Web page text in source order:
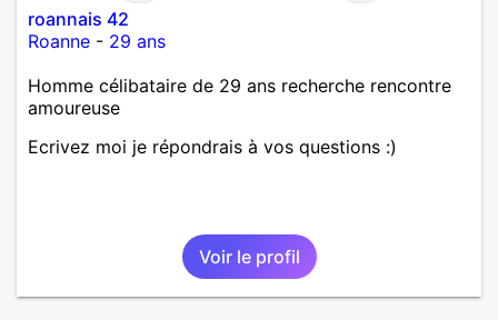
roannais 42
Roanne - 29 ans
Homme célibataire de 29 ans recherche rencontre
amoureuse
Ecrivez moi je répondrais à vos questions :)
Voir le profil